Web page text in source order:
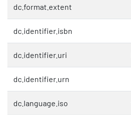
dc.format.extent
dc.identifier.isbn
dc.identifier.uri
dc.identifier.urn
dc.language.iso